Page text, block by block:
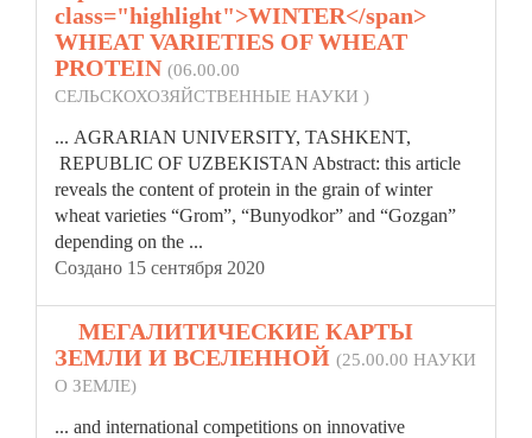
class="highlight">WINTER</span>
WHEAT VARIETIES OF WHEAT
PROTEIN (06.00.00
СЕЛЬСКОХОЗЯЙСТВЕННЫЕ НАУКИ )
... AGRARIAN UNIVERSITY, TASHKENT,
REPUBLIC OF UZBEKISTAN Abstract: this article
reveals the content of protein in the grain ofwinter
wheat varieties “Grom”, “Bunyodkor” and “Gozgan”
depending on the ...
Создано 15 сентября 2020
МЕГАЛИТИЧЕСКИЕ КАРТЫ
ЗЕМЛИ И ВСЕЛЕННОЙ (25.00.00 НАУКИ
О ЗЕМЛЕ)
... and international competitions on innovative